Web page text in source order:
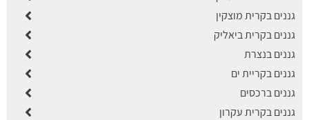
גננים בקרית מוצקין
גננים בקרית ביאליק
גננים בנצרת
גננים בקריית ים
גננים ברכסים
גננים בקרית עקרון